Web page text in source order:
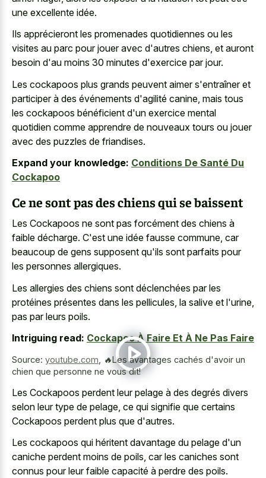
une excellente idée.
Ils apprécieront les promenades quotidiennes ou les
visites au parc pour jouer avec d'autres chiens, et auront
besoin d'au moins 30 minutes d'exercice par jour.
Les cockapoos plus grands peuvent aimer s'entraîner et
participer à des événements d'agilité canine, mais tous
les cockapoos bénéficient d'un exercice mental
quotidien comme apprendre de nouveaux tours ou jouer
avec des puzzles de friandises.
Expand your knowledge: Conditions De Santé Du
Cockapoo
Ce ne sont pas des chiens qui se baissent
Les Cockapoos ne sont pas forcément des chiens à
faible décharge. C'est une idée fausse commune, car
beaucoup de gens supposent qu'ils sont parfaits pour
les personnes allergiques.
Les allergies des chiens sont déclenchées par les
protéines présentes dans les pellicules, la salive et l'urine,
pas par leurs poils.
Intriguing read: Cockapoo À Faire Et À Ne Pas Faire
Source: youtube.com
🔥Les avantages cachés d'avoir un
chien que personne ne vous dit!
Les Cockapoos perdent leur pelage à des degrés divers
selon leur type de pelage, ce qui signifie que certains
Cockapoos perdent plus que d'autres.
Les cockapoos qui héritent davantage du pelage d'un
caniche perdent moins de poils, car les caniches sont
connus pour leur faible capacité à perdre des poils.